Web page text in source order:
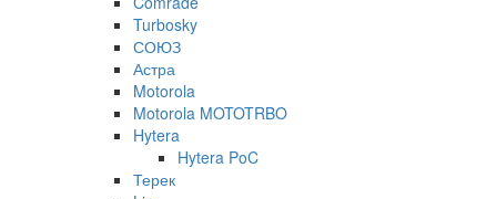
Turbosky
СОЮЗ
Астра
Motorola
Motorola MOTOTRBO
Hytera
Hytera PoC
Терек